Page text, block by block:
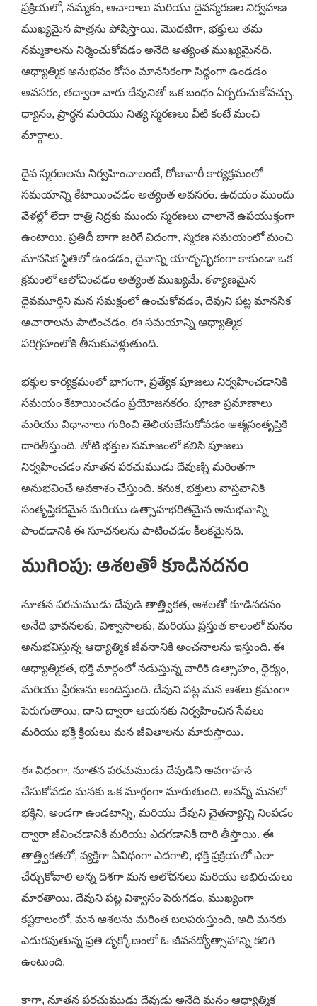
ప్రక్రియలో, నమ్మకం, ఆచారాలు మరియు దైవస్మరణల నిర్వహణ
ముఖ్యమైన పాత్రను పోషిస్తాయి. మొదటిగా, భక్తులు తమ
నమ్మకాలను నిర్మించుకోవడం అనేది అత్యంత ముఖ్యమైనది.
ఆధ్యాత్మిక అనుభవం కోసం మానసికంగా సిద్ధంగా ఉండడం
అవసరం, తద్వారా వారు దేవునితో ఒక బంధం ఏర్పరుచుకోవచ్చు.
ధ్యానం, ప్రార్థన మరియు నిత్య స్మరణలు వీటి కంటే మంచి
మార్గాలు.
దైవ స్మరణలను నిర్వహించాలంటే, రోజువారీ కార్యక్రమంలో
సమయాన్ని కేటాయించడం అత్యంత అవసరం. ఉదయం ముందు
వేళల్లో లేదా రాత్రి నిద్రకు ముందు స్మరణలు చాలానే ఉపయుక్తంగా
ఉంటాయి. ప్రతిదీ బాగా జరిగే విదంగా, స్మరణ సమయంలో మంచి
మానసిక స్థితిలో ఉండడం, దైవాన్ని యాదృచ్ఛికంగా కాకుండా ఒక
క్రమంలో ఆలోచించడం అత్యంత ముఖ్యమే. కళ్యాణమైన
దైవమూర్తిని మన సమక్షంలో ఉంచుకోవడం, దేవుని పట్ల మానసిక
ఆచారాలను పాటించడం, ఈ సమయాన్ని ఆధ్యాత్మిక
పరిగ్రహంలోకి తీసుకువెళ్లుతుంది.
భక్తుల కార్యక్రమంలో భాగంగా, ప్రత్యేక పూజలు నిర్వహించడానికి
సమయం కేటాయించడం ప్రయోజనకరం. పూజా ప్రమాణాలు
మరియు విధానాలు గురించి తెలియజేసుకోవడం ఆత్మసంతృప్తికి
దారితీస్తుంది. తోటి భక్తుల సమాజంలో కలిసి పూజలు
నిర్వహించడం నూతన పరచుముడు దేవుణ్ని మరింతగా
అనుభవించే అవకాశం చేస్తుంది. కనుక, భక్తులు వాస్తవానికి
సంతృప్తికరమైన మరియు ఉత్సాహభరితమైన అనుభవాన్ని
పొందడానికి ఈ సూచనలను పాటించడం కీలకమైనది.
ముగింపు: ఆశలతో కూడినదనం
నూతన పరచుముడు దేవుడి తాత్త్వికత, ఆశలతో కూడినదనం
అనేది భావనలకు, విశ్వాసాలకు, మరియు ప్రస్తుత కాలంలో మనం
అనుభవిస్తున్న ఆధ్యాత్మిక జీవనానికి అంచనాలను ఇస్తుంది. ఈ
ఆధ్యాత్మికత, భక్తి మార్గంలో నడుస్తున్న వారికి ఉత్సాహం, ధైర్యం,
మరియు ప్రేరణను అందిస్తుంది. దేవుని పట్ల మన ఆశలు క్రమంగా
పెరుగుతాయి, దాని ద్వారా ఆయనకు నిర్వహించిన సేవలు
మరియు భక్తి క్రియలు మన జీవితాలను మారుస్తాయి.
ఈ విధంగా, నూతన పరచుముడు దేవుడిని అవగాహన
చేసుకోవడం మనకు ఒక మార్గంగా మారుతుంది. అవన్నీ మనలో
భక్తిని, అండగా ఉండటాన్ని, మరియు దేవుని చైతన్యాన్ని నింపడం
ద్వారా జీవించడానికి మరియు ఎదగడానికి దారి తీస్తాయి. ఈ
తాత్త్వికతలో, వ్యక్తిగా ఏవిధంగా ఎదగాలి, భక్తి ప్రక్రియలో ఎలా
చేర్చుకోవాలి అన్న దిశగా మన ఆలోచనలు మరియు అభిరుచులు
మారతాయి. దేవుని పట్ల విశ్వాసం పెరుగడం, ముఖ్యంగా
కష్టకాలంలో, మన ఆశలను మరింత బలపరుస్తుంది, అది మనకు
ఎదురవుతున్న ప్రతి దృక్కోణంలో ఓ జీవనద్యోత్సాహాన్ని కలిగి
ఉంటుంది.
కాగా, నూతన పరచుముడు దేవుడు అనేది మనం ఆధ్యాత్మిక